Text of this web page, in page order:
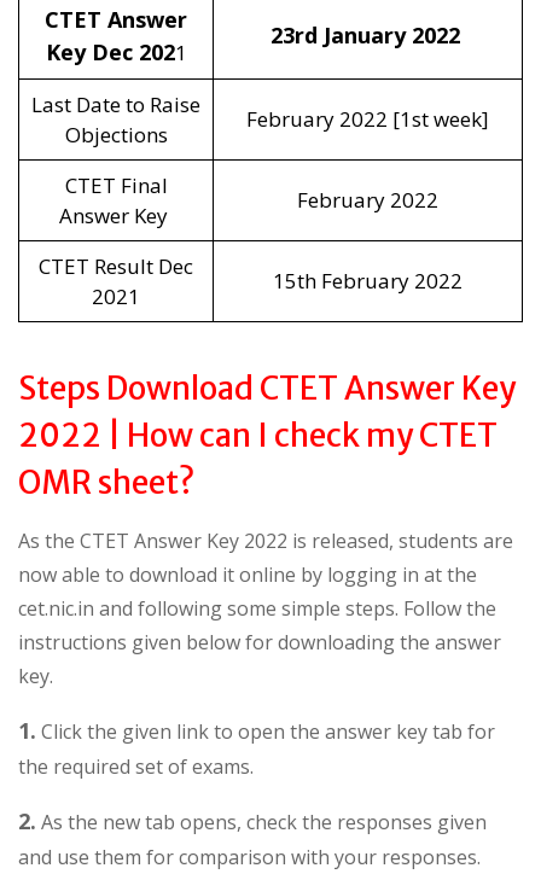
CTET Answer
Key Dec 2021
23rd January 2022
Last Date to Raise
Objections
February 2022 [1st week]
CTET Final
Answer Key
February 2022
CTET Result Dec
2021
15th February 2022
Steps Download CTET Answer Key
2022 | How can I check my CTET
OMR sheet?
As the CTET Answer Key 2022 is released, students are
now able to download it online by logging in at the
cet.nic.in and following some simple steps. Follow the
instructions given below for downloading the answer
key.
1. Click the given link to open the answer key tab for
the required set of exams.
2. As the new tab opens, check the responses given
and use them for comparison with your responses.